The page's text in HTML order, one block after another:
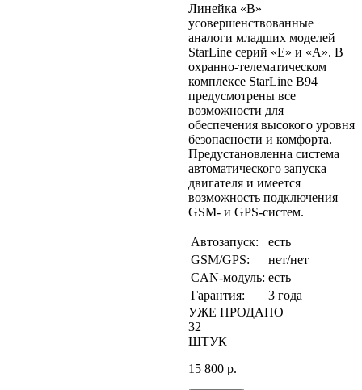
Линейка «B» —
усовершенствованные
аналоги младших моделей
StarLine серий «E» и «A». В
охранно-телематическом
комплексе StarLine B94
предусмотрены все
возможности для
обеспечения высокого уровня
безопасности и комфорта.
Предустановленна система
автоматического запуска
двигателя и имеется
возможность подключения
GSM- и GPS-систем.
Автозапуск:
есть
GSM/GPS:
нет/нет
CAN-модуль: есть
Гарантия:
3 года
УЖЕ ПРОДАНО
32
ШТУК
15 800 р.